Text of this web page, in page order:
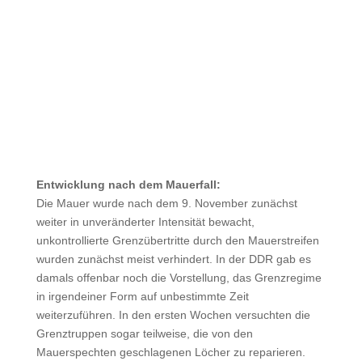
Entwicklung nach dem Mauerfall:
Die Mauer wurde nach dem 9. November zunächst
weiter in unveränderter Intensität bewacht,
unkontrollierte Grenzübertritte durch den Mauerstreifen
wurden zunächst meist verhindert. In der DDR gab es
damals offenbar noch die Vorstellung, das Grenzregime
in irgendeiner Form auf unbestimmte Zeit
weiterzuführen. In den ersten Wochen versuchten die
Grenztruppen sogar teilweise, die von den
Mauerspechten geschlagenen Löcher zu reparieren.